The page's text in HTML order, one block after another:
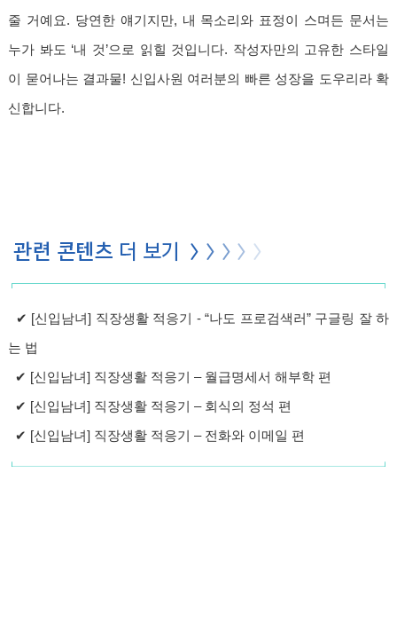
줄 거예요. 당연한 얘기지만, 내 목소리와 표정이 스며든 문서는
누가 봐도 ‘내 것’으로 읽힐 것입니다. 작성자만의 고유한 스타일
이 묻어나는 결과물! 신입사원 여러분의 빠른 성장을 도우리라 확
신합니다.
✔ [신입남녀] 직장생활 적응기 - “나도 프로검색러” 구글링 잘 하
는 법
✔ [신입남녀] 직장생활 적응기 – 월급명세서 해부학 편
✔ [신입남녀] 직장생활 적응기 – 회식의 정석 편
✔ [신입남녀] 직장생활 적응기 – 전화와 이메일 편